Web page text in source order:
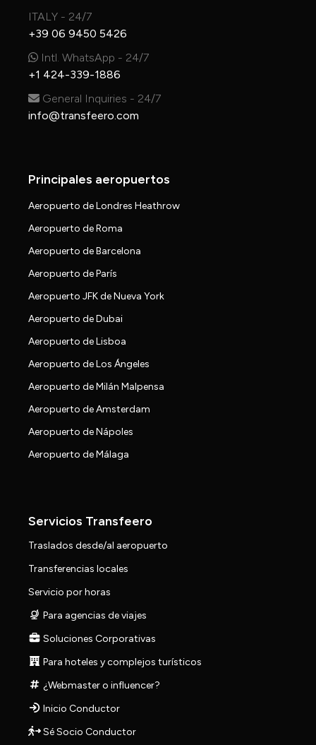
ITALY - 24/7
+39 06 9450 5426
Intl. WhatsApp - 24/7
+1 424-339-1886
General Inquiries - 24/7
info@transfeero.com
Principales aeropuertos
Aeropuerto de Londres Heathrow
Aeropuerto de Roma
Aeropuerto de Barcelona
Aeropuerto de París
Aeropuerto JFK de Nueva York
Aeropuerto de Dubai
Aeropuerto de Lisboa
Aeropuerto de Los Ángeles
Aeropuerto de Milán Malpensa
Aeropuerto de Amsterdam
Aeropuerto de Nápoles
Aeropuerto de Málaga
Servicios Transfeero
Traslados desde/al aeropuerto
Transferencias locales
Servicio por horas
Para agencias de viajes
Soluciones Corporativas
Para hoteles y complejos turísticos
¿Webmaster o influencer?
Inicio Conductor
Sé Socio Conductor